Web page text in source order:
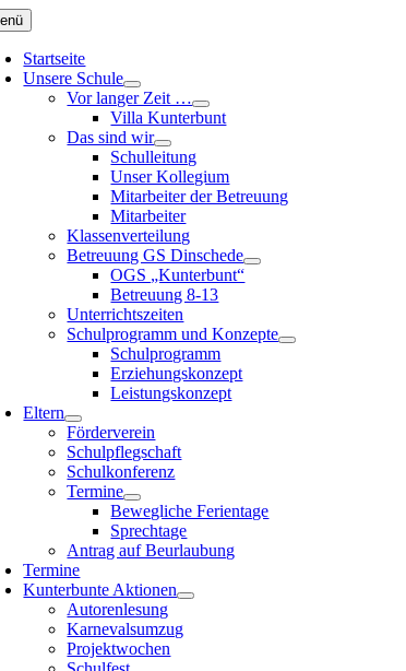
Zum
Inhalt
springen
Startseite
Unsere Schule
Vor langer Zeit …
Villa Kunterbunt
Das sind wir
Schulleitung
Unser Kollegium
Mitarbeiter der Betreuung
Mitarbeiter
Klassenverteilung
Betreuung GS Dinschede
OGS „Kunterbunt“
Betreuung 8-13
Unterrichtszeiten
Schulprogramm und Konzepte
Schulprogramm
Erziehungskonzept
Leistungskonzept
Eltern
Förderverein
Schulpflegschaft
Schulkonferenz
Termine
Bewegliche Ferientage
Sprechtage
Antrag auf Beurlaubung
Termine
Kunterbunte Aktionen
Autorenlesung
Karnevalsumzug
Projektwochen